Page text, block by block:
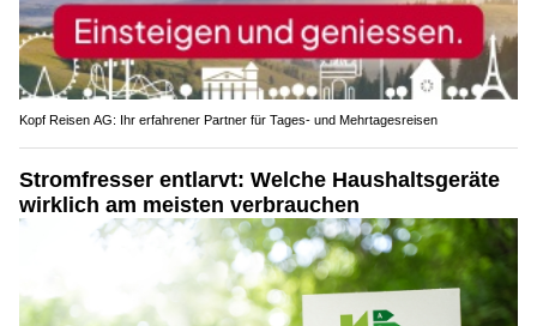
Kopf Reisen AG: Ihr erfahrener Partner für Tages- und Mehrtagesreisen
Stromfresser entlarvt: Welche Haushaltsgeräte
wirklich am meisten verbrauchen